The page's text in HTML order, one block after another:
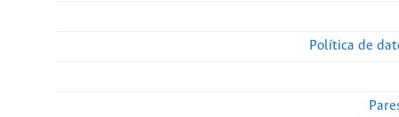
Política de